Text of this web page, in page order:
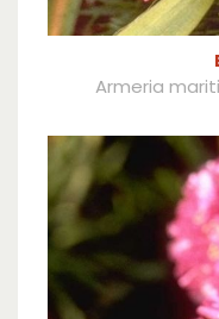
Armeria